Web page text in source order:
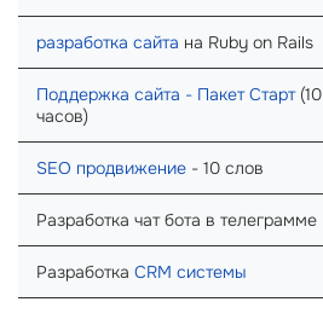
разработка сайта на Ruby on Rails
Поддержка сайта - Пакет Старт(10
часов)
SEO продвижение - 10 слов
Разработка чат бота в телеграмме
Разработка CRM системы